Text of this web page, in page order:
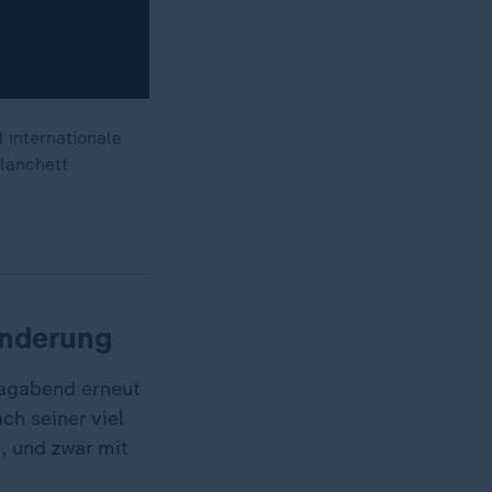
internationale
erneut
seiner viel
und zwar mit